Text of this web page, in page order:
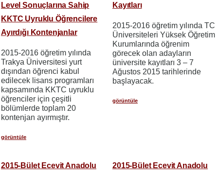
Level Sonuçlarına Sahip
KKTC Uyruklu Öğrencilere
Ayırdığı Kontenjanlar
2015-2016 öğretim yılında
Trakya Üniversitesi yurt
dışından öğrenci kabul
edilecek lisans programları
kapsamında KKTC uyruklu
öğrenciler için çeşitli
bölümlerde toplam 20
kontenjan ayırmıştır.
görüntüle
Kayıtları
2015-2016 öğretim yılında TC
Üniversiteleri Yüksek Öğretim
Kurumlarında öğrenim
görecek olan adayların
üniversite kayıtları 3 – 7
Ağustos 2015 tarihlerinde
başlayacak.
görüntüle
2015-Bület Ecevit Anadolu
2015-Bület Ecevit Anadolu